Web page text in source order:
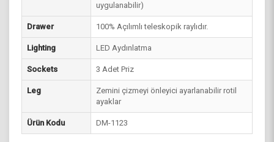
uygulanabilir)
Drawer 100% Açılımlı teleskopik raylıdır.
Lighting LED Aydınlatma
Sockets 3 Adet Priz
Leg
Zemini çizmeyi önleyici ayarlanabilir rotil
ayaklar
Ürün Kodu DM-1123